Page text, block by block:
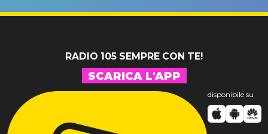
RADIO 105 SEMPRE CON TE!
SCARICA L'APP
disponibile su